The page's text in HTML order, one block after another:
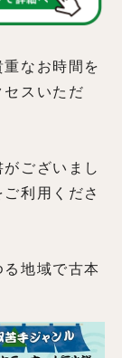
なお時間を
スいただ
ございまし
利用くださ
地域で古本